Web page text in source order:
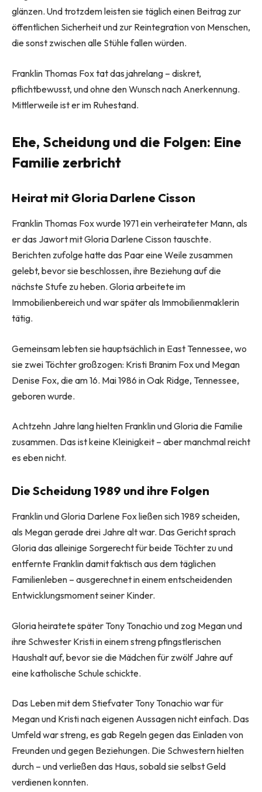
glänzen. Und trotzdem leisten sie täglich einen Beitrag zur
öffentlichen Sicherheit und zur Reintegration von Menschen,
die sonst zwischen alle Stühle fallen würden.
Franklin Thomas Fox tat das jahrelang – diskret,
pflichtbewusst, und ohne den Wunsch nach Anerkennung.
Mittlerweile ist er im Ruhestand.
Ehe, Scheidung und die Folgen: Eine
Familie zerbricht
Heirat mit Gloria Darlene Cisson
Franklin Thomas Fox wurde 1971 ein verheirateter Mann, als
er das Jawort mit Gloria Darlene Cisson tauschte.
Berichten zufolge hatte das Paar eine Weile zusammen
gelebt, bevor sie beschlossen, ihre Beziehung auf die
nächste Stufe zu heben. Gloria arbeitete im
Immobilienbereich und war später als Immobilienmaklerin
tätig.
Gemeinsam lebten sie hauptsächlich in East Tennessee, wo
sie zwei Töchter großzogen: Kristi Branim Fox und Megan
Denise Fox, die am 16. Mai 1986 in Oak Ridge, Tennessee,
geboren wurde.
Achtzehn Jahre lang hielten Franklin und Gloria die Familie
zusammen. Das ist keine Kleinigkeit – aber manchmal reicht
es eben nicht.
Die Scheidung 1989 und ihre Folgen
Franklin und Gloria Darlene Fox ließen sich 1989 scheiden,
als Megan gerade drei Jahre alt war. Das Gericht sprach
Gloria das alleinige Sorgerecht für beide Töchter zu und
entfernte Franklin damit faktisch aus dem täglichen
Familienleben – ausgerechnet in einem entscheidenden
Entwicklungsmoment seiner Kinder.
Gloria heiratete später Tony Tonachio und zog Megan und
ihre Schwester Kristi in einem streng pfingstlerischen
Haushalt auf, bevor sie die Mädchen für zwölf Jahre auf
eine katholische Schule schickte.
Das Leben mit dem Stiefvater Tony Tonachio war für
Megan und Kristi nach eigenen Aussagen nicht einfach. Das
Umfeld war streng, es gab Regeln gegen das Einladen von
Freunden und gegen Beziehungen. Die Schwestern hielten
durch – und verließen das Haus, sobald sie selbst Geld
verdienen konnten.